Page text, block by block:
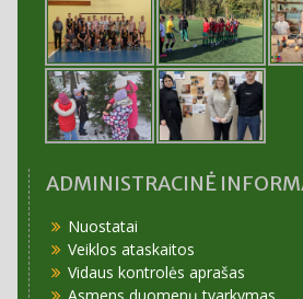
ADMINISTRACINĖ
Nuostatai
Veiklos ataskaitos
Vidaus kontrolės aprašas
Asmens duomenų tvarkymas